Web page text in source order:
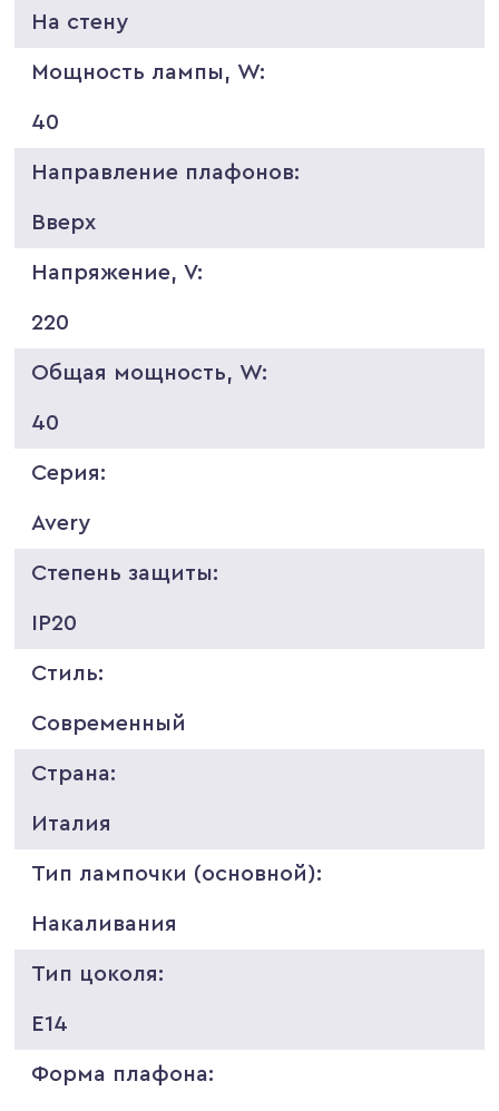
На стену
Мощность лампы, W:
40
Направление плафонов:
Вверх
Напряжение, V:
220
Общая мощность, W:
40
Серия:
Avery
Степень защиты:
IP20
Стиль:
Современный
Страна:
Италия
Тип лампочки (основной):
Накаливания
Тип цоколя:
E14
Форма плафона: